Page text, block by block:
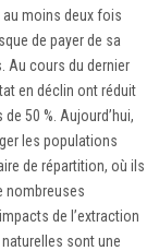
au moins deux fois
de payer de sa
Au cours du dernier
en déclin ont réduit
50 %. Aujourd’hui,
les populations
de répartition, où ils
nombreuses
de l’extraction
sont une